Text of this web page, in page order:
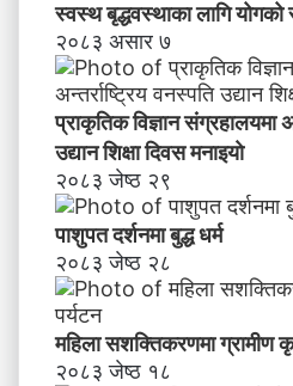
स्वस्थ बृद्धवस्थाका लागि योगको
२०८३ असार ७
प्राकृतिक विज्ञान संग्रहालयमा
उद्यान शिक्षा दिवस मनाइयाे
२०८३ जेष्ठ २९
पाशुपत दर्शनमा बुद्ध धर्म​
२०८३ जेष्ठ २८
महिला सशक्तिकरणमा ग्रामीण
२०८३ जेष्ठ १८